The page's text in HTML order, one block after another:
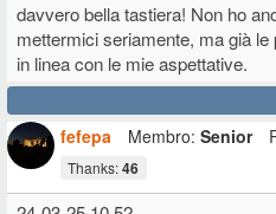
pronte al momento.Ero un po'
mantenendo le promesse...
davvero bella tastiera! Non ho
mettermici seriamente, ma già
in linea con le mie aspettative.
fefepa
Membro: Senior
Thanks:46